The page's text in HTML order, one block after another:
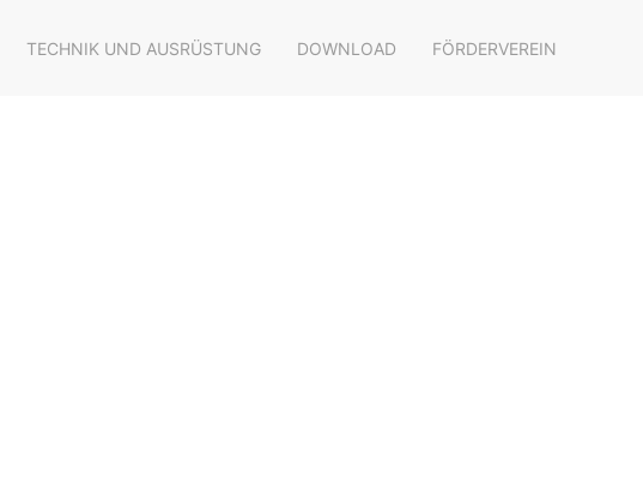
TECHNIK UND AUSRÜSTUNG DOWNLOAD FÖRDERVEREIN